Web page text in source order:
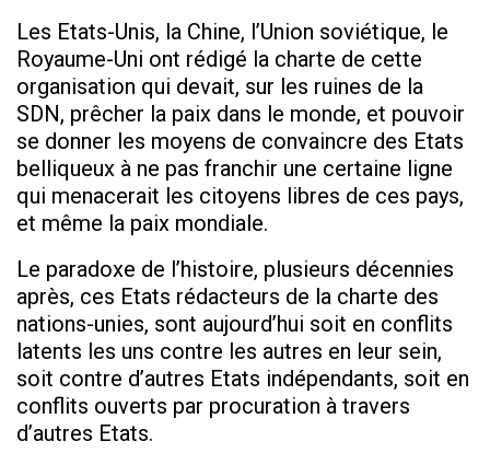
Les Etats-Unis, la Chine, l’Union soviétique, le
Royaume-Uni ont rédigé la charte de cette
organisation qui devait, sur les ruines de la
SDN, prêcher la paix dans le monde, et pouvoir
se donner les moyens de convaincre des Etats
belliqueux à ne pas franchir une certaine ligne
qui menacerait les citoyens libres de ces pays,
et même la paix mondiale.
Le paradoxe de l’histoire, plusieurs décennies
après, ces Etats rédacteurs de la charte des
nations-unies, sont aujourd’hui soit en conflits
latents les uns contre les autres en leur sein,
soit contre d’autres Etats indépendants, soit en
conflits ouverts par procuration à travers
d’autres Etats.